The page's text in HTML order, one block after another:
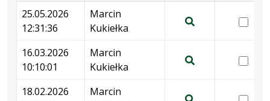
Wersje
25.05.2026
12:31:36
Marcin
Kukiełka
wersji
dnia
16.03.2026
10:10:01
Marcin
Kukiełka
18.02.2026
Marcin